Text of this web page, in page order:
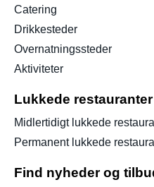
Catering
Drikkesteder
Overnatningssteder
Aktiviteter
Lukkede restauranter
Midlertidigt lukkede
Permanent lukkede
Find nyheder og